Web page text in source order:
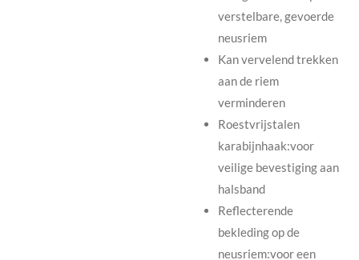
verstelbare, gevoerde
neusriem
Kan vervelend trekken
aan de riem
verminderen
Roestvrijstalen
karabijnhaak:voor
veilige bevestiging aan
halsband
Reflecterende
bekleding op de
neusriem:voor een